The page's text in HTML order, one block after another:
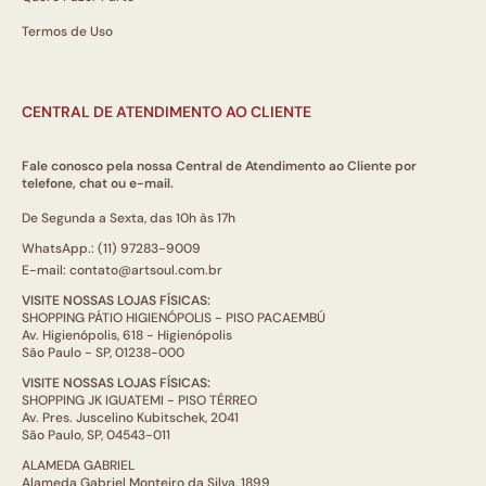
Termos de Uso
CENTRAL DE ATENDIMENTO AO CLIENTE
Fale conosco pela nossa Central de Atendimento ao Cliente por
telefone, chat ou e-mail.
De Segunda a Sexta, das 10h às 17h
WhatsApp.: (11) 97283-9009
E-mail: contato@artsoul.com.br
VISITE NOSSAS LOJAS FÍSICAS:
SHOPPING PÁTIO HIGIENÓPOLIS - PISO PACAEMBÚ
Av. Higienópolis, 618 - Higienópolis
São Paulo - SP, 01238-000
VISITE NOSSAS LOJAS FÍSICAS:
SHOPPING JK IGUATEMI - PISO TÉRREO
Av. Pres. Juscelino Kubitschek, 2041
São Paulo, SP, 04543-011
ALAMEDA GABRIEL
Alameda Gabriel Monteiro da Silva, 1899